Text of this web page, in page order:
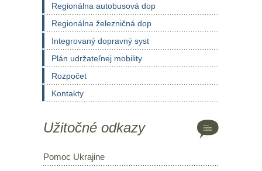
Regionálna autobusová dop
Regionálna železničná dop
Integrovaný dopravný syst
Plán udržateľnej mobility
Rozpočet
Kontakty
Užitočné odkazy
Pomoc Ukrajine